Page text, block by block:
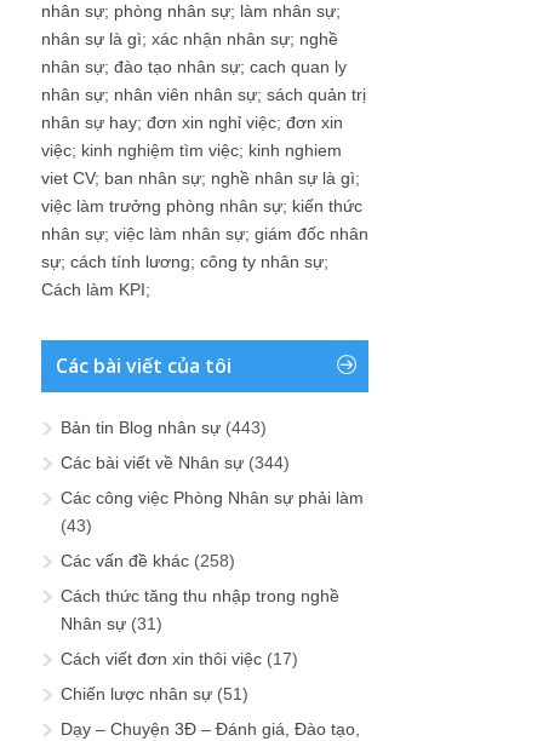
nhân sự; phòng nhân sự; làm nhân sự;
nhân sự là gì; xác nhận nhân sự; nghề
nhân sự; đào tạo nhân sự; cach quan ly
nhân sự; nhân viên nhân sự; sách quản trị
nhân sự hay; đơn xin nghỉ việc; đơn xin
việc; kinh nghiệm tìm việc; kinh nghiem
viet CV; ban nhân sự; nghề nhân sự là gì;
việc làm trưởng phòng nhân sự; kiến thức
nhân sự; việc làm nhân sự; giám đốc nhân
sự; cách tính lương; công ty nhân sự;
Cách làm KPI;
Các bài viết của tôi
Bản tin Blog nhân sự (443)
Các bài viết về Nhân sự (344)
Các công việc Phòng Nhân sự phải làm
(43)
Các vấn đề khác (258)
Cách thức tăng thu nhập trong nghề
Nhân sự (31)
Cách viết đơn xin thôi việc (17)
Chiến lược nhân sự (51)
Dạy – Chuyện 3Đ – Đánh giá, Đào tạo,